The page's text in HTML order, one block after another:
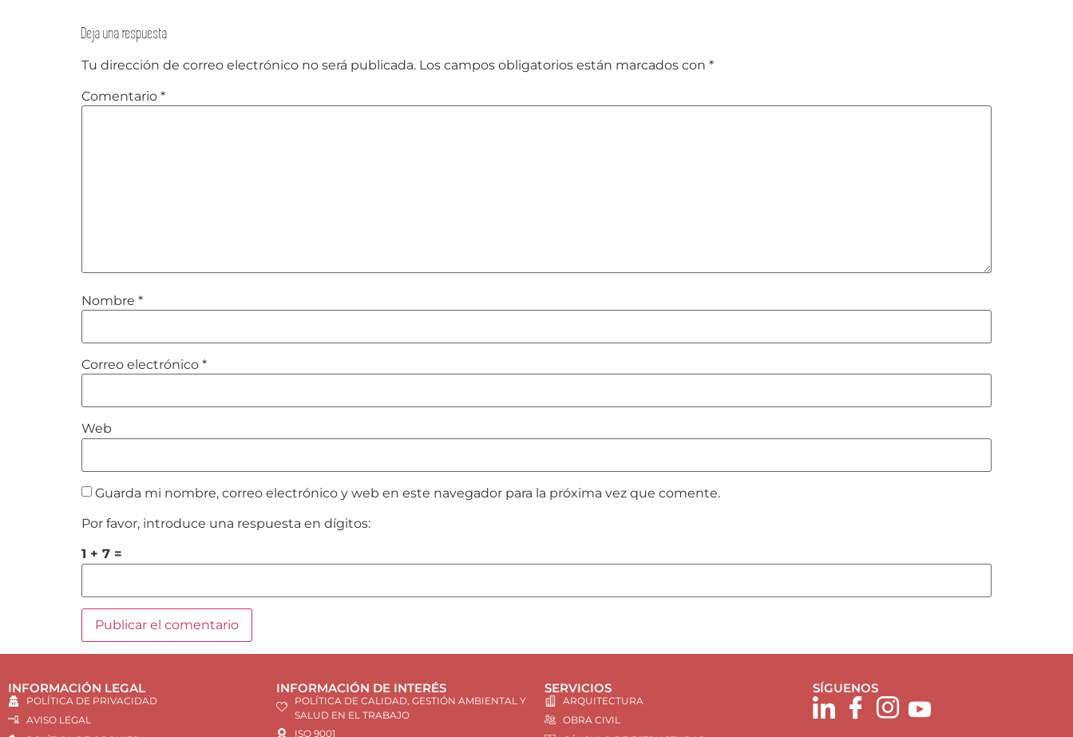
Deja una respuesta
Tu dirección de correo electrónico no será publicada. Los campos obligatorios están marcados con *
Comentario *
Nombre *
Correo electrónico *
Web
Guarda mi nombre, correo electrónico y web en este navegador para la próxima vez que comente.
Por favor, introduce una respuesta en dígitos:
1 + 7 =
INFORMACIÓN LEGAL
POLÍTICA DE PRIVACIDAD
AVISO LEGAL
INFORMACIÓN DE INTERÉS
POLÍTICA DE CALIDAD, GESTIÓN AMBIENTAL Y
SALUD EN EL TRABAJO
ISO 9001
SERVICIOS
ARQUITECTURA
OBRA CIVIL
SÍGUENOS